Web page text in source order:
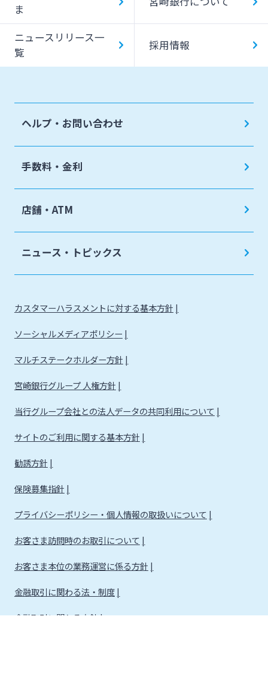
ま
ニュースリリース一
覧
採用情報
ヘルプ・お問い合わせ
手数料・金利
店舗・ATM
ニュース・トピックス
カスタマーハラスメントに対する基本方針
ソーシャルメディアポリシー
マルチステークホルダー方針
宮崎銀行グループ 人権方針
当行グループ会社との法人データの共同利用について
サイトのご利用に関する基本方針
勧誘方針
保険募集指針
プライバシーポリシー・個人情報の取扱いについて
お客さま訪問時のお取引について
お客さま本位の業務運営に係る方針
金融取引に関わる法・制度
金融取引に関わる方針